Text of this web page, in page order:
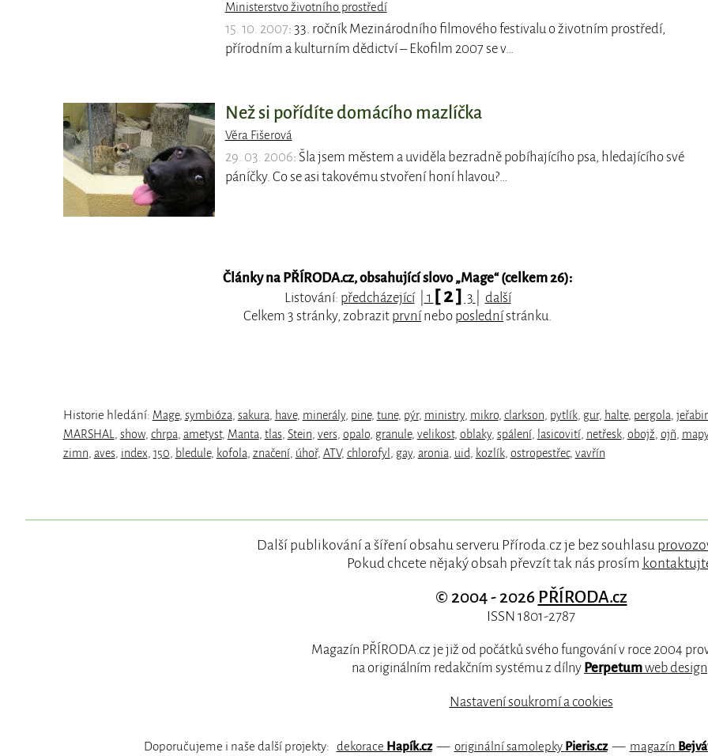
Ministerstvo životního prostředí
15. 10. 2007: 33. ročník Mezinárodního filmového festivalu o životním prostředí,
přírodním a kulturním dědictví – Ekofilm 2007 se v…
Než si pořídíte domácího mazlíčka
Věra Fišerová
29. 03. 2006: Šla jsem městem a uviděla bezradně pobíhajícího psa, hledajícího své
páníčky. Co se asi takovému stvoření honí hlavou?…
Články na PŘÍRODA.cz, obsahující slovo „Mage“ (celkem 26):
Listování: předcházející| 1 [ 2 ] 3
další
Celkem 3 stránky, zobrazit prvnínebo poslednístránku.
Historie hledání: Mage, symbióza sakura have, minerály, pine, tune, pýr, ministry, mikro, clarkson pytlík, gur, halte, pergola
MARSHAL
show, chrpa ametyst, Manta tlas Stein vers opalo, granule, velikost, oblaky, spálení, lasicovití, netřesk, obojž ojñ mapy
zimn aves index 150 bledule, kofola značení, úhoř, ATV, chlorofyl gay, aronia uid kozlík, ostropestřec, vavřín
Další publikování a šíření obsahu serveru Příroda.cz je bez souhlasu
Pokud chcete nějaký obsah převzít tak nás prosím
© 2004 - 2026 PŘÍRODA.cz
ISSN 1801-2787
Magazín PŘÍRODA.cz je již od počátků svého fungování v roce 2004
na originálním redakčním systému z dílny Perpetumweb design
Nastavení soukromí a cookies
Doporučujeme i naše další projekty: dekorace Hapík.cz— originální samolepky Pieris.cz— magazín